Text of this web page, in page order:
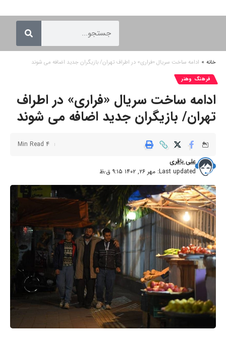
خانه » ادامه ساخت سریال «فراری» در اطراف تهران/ بازیگران جدید اضافه می شوند
فرهنگ وهنر
ادامه ساخت سریال «فراری» در اطراف
تهران/ بازیگران جدید اضافه می شوند
Last updated: مهر ۲۶, ۱۴۰۲ ۹:۱۵ ق٫ظ
علی باقری
4 Min Read